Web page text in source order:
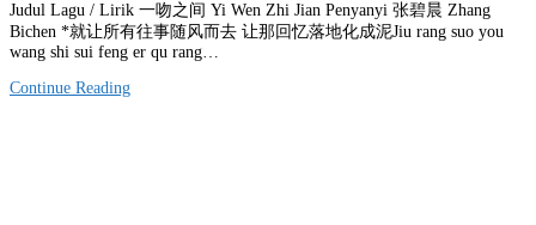
Judul Lagu / Lirik 一吻之间 Yi Wen Zhi Jian Penyanyi 张碧晨 Zhang
Bichen *就让所有往事随风而去 让那回忆落地化成泥Jiu rang suo you
wang shi sui feng er qu rang…
Continue Reading